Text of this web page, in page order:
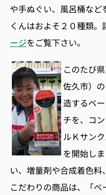
や手ぬぐい、風呂桶な
くんはおよそ２０種類。
ージをご覧下さい。
このたび
佐久市）
造するベ
チを、コ
ルＫサン
を開始し
い、増量剤や合成着色
こだわりの商品は、「